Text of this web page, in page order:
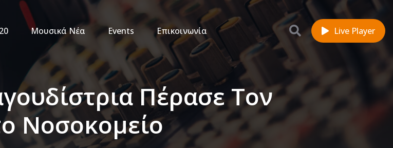
Μουσικά Νέα Events Επικοινωνία Live Player
Πέρασε Τον
Νοσοκομείο